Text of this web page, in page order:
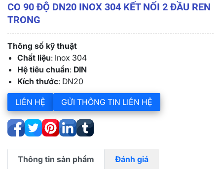
CO 90 ĐỘ DN20 INOX 304 KẾT NỐI 2 ĐẦU REN
TRONG
Thông số kỹ thuật
Chất liệu: Inox 304
Hệ tiêu chuẩn: DIN
Kích thước: DN20
LIÊN HỆ GỬI THÔNG TIN LIÊN HỆ
Thông tin sản phẩm Đánh giá